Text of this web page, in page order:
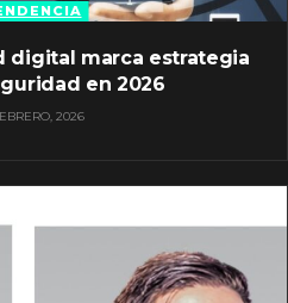
digital marca estrategia
en 2026
2026